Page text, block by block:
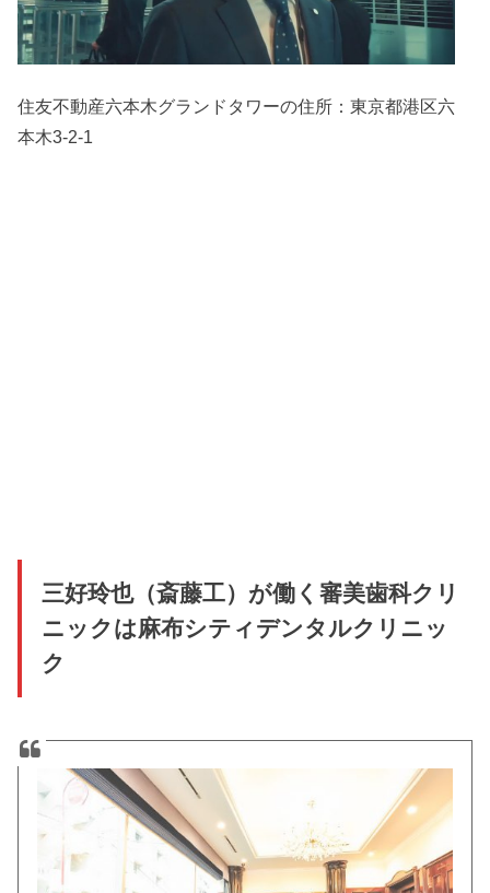
住友不動産六本木グランドタワーの住所：東京都港区六
本木3-2-1
三好玲也（斎藤工）が働く審美歯科クリ
ニックは麻布シティデンタルクリニッ
ク